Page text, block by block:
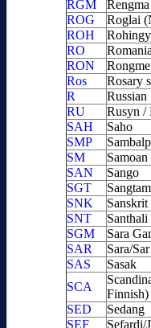
RGM
ROG
Roglai
ROH
RO
RON
Ros
Rosary
R
Russian
RU
Rusyn /
SAH
Saho
SMP
SM
Samoan
SAN
Sango
SGT
Sangtam
SNK
Sanskrit
SNT
Santhali
SGM
Sara
SAR
Sara/Sar
SAS
Sasak
SCA
Finnish)
SED
Sedang
SEF
Sefardi/